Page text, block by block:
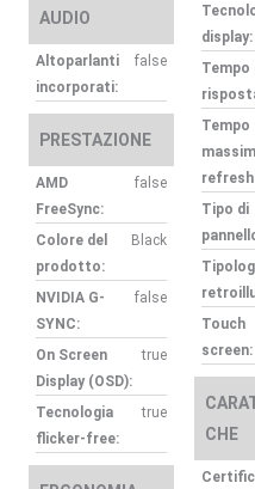
AUDIO
Altoparlanti
incorporati:
false
PRESTAZIONE
AMD
FreeSync:
false
Colore del
prodotto:
Black
NVIDIA G-
SYNC:
false
On Screen
Display (OSD):
true
Tecnologia
flicker-free:
true
display:
Tempo
Tempo
Tipo di
Touch
screen:
CHE